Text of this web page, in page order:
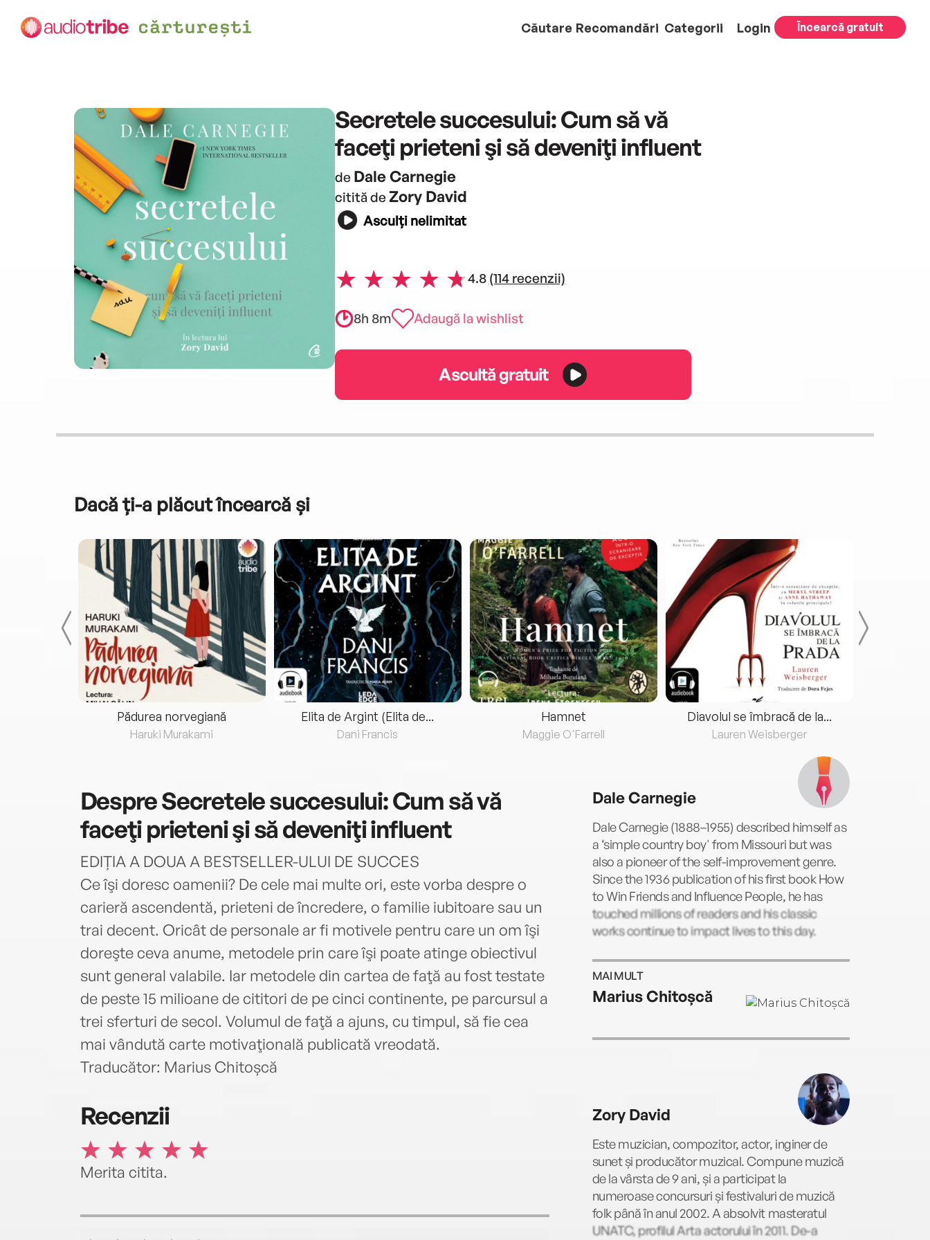
Căutare Recomandări Categorii Login Încearcă gratuit
Secretele succesului: Cum să vă
faceţi prieteni şi să deveniţi influent
de Dale Carnegie
citită de Zory David
Asculți nelimitat
4.8 (114 recenzii)
8h 8m Adaugă la wishlist
Ascultă gratuit
Dacă ți-a plăcut încearcă și
Pădurea norvegiană
Haruki Murakami
Elita de Argint (Elita de...
Dani Francis
Hamnet
Maggie O'Farrell
Diavolul se îmbracă de la...
Lauren Weisberger
DespreSecretele succesului: Cum să vă
faceţi prieteni şi să deveniţi influent
EDIȚIA A DOUA A BESTSELLER-ULUI DE SUCCES
Ce îşi doresc oamenii? De cele mai multe ori, este vorba despre o
carieră ascendentă, prieteni de încredere, o familie iubitoare sau un
trai decent. Oricât de personale ar fi motivele pentru care un om îşi
doreşte ceva anume, metodele prin care îşi poate atinge obiectivul
sunt general valabile. Iar metodele din cartea de faţă au fost testate
de peste 15 milioane de cititori de pe cinci continente, pe parcursul a
trei sferturi de secol. Volumul de faţă a ajuns, cu timpul, să fie cea
mai vândută carte motivaţională publicată vreodată.
Traducător: Marius Chitoșcă
Recenzii
Merita citita.
Dale Carnegie
Dale Carnegie (1888–1955) described himself as
a ‘simple country boy' from Missouri but was
also a pioneer of the self-improvement genre.
Since the 1936 publication of his first book How
to Win Friends and Influence People, he has
touched millions of readers and his classic
works continue to impact lives to this day.
MAI MULT
Marius Chitoșcă
Zory David
Este muzician, compozitor, actor, inginer de
sunet și producător muzical. Compune muzică
de la vârsta de 9 ani, și a participat la
numeroase concursuri și festivaluri de muzică
folk până în anul 2002. A absolvit masteratul
UNATC, profilul Arta actorului în 2011. De-a